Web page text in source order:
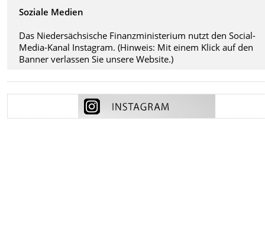
Soziale Medien
Das Niedersächsische Finanzministerium nutzt den Social-
Media-Kanal Instagram. (Hinweis: Mit einem Klick auf den
Banner verlassen Sie unsere Website.)